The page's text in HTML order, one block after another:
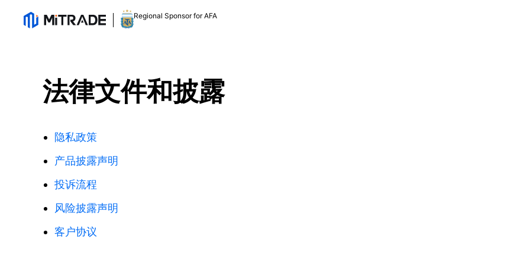
Regional Sponsor for AFA
法律文件和披露
隐私政策
产品披露声明
投诉流程
风险披露声明
客户协议